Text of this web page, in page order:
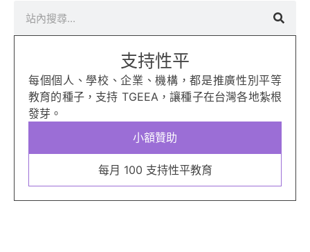
支持性平
每個個人、學校、企業、機構，都是推廣性別平等
教育的種子，支持 TGEEA，讓種子在台灣各地紮根
發芽。
小額贊助
每月 100 支持性平教育